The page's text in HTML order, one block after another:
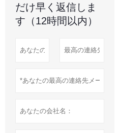
だけ早く返信しま
す（12時間以内）